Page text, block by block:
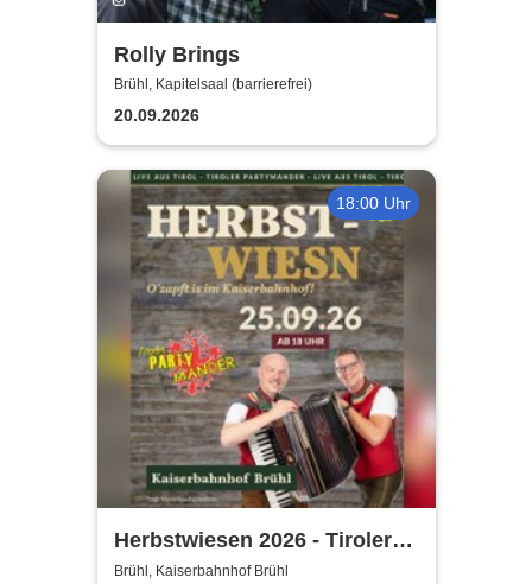
Rolly Brings
Brühl, Kapitelsaal (barrierefrei)
20.09.2026
18:00 Uhr
Herbstwiesen 2026 - Tiroler
Partymander live |
Brühl, Kaiserbahnhof Brühl